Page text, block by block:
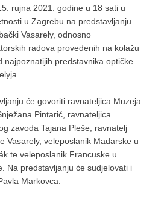
rujna 2021. godine u 18 sati u
u Zagrebu na predstavljanju
Vasarely, odnosno
radova provedenih na kolažu
najpoznatijih predstavnika optičke
će govoriti ravnateljica Muzeja
Pintarić, ravnateljica
zavoda Tajana Pleše, ravnatelj
Vasarely, veleposlanik Mađarske u
te veleposlanik Francuske u
Na predstavljanju će sudjelovati i
Markovca.